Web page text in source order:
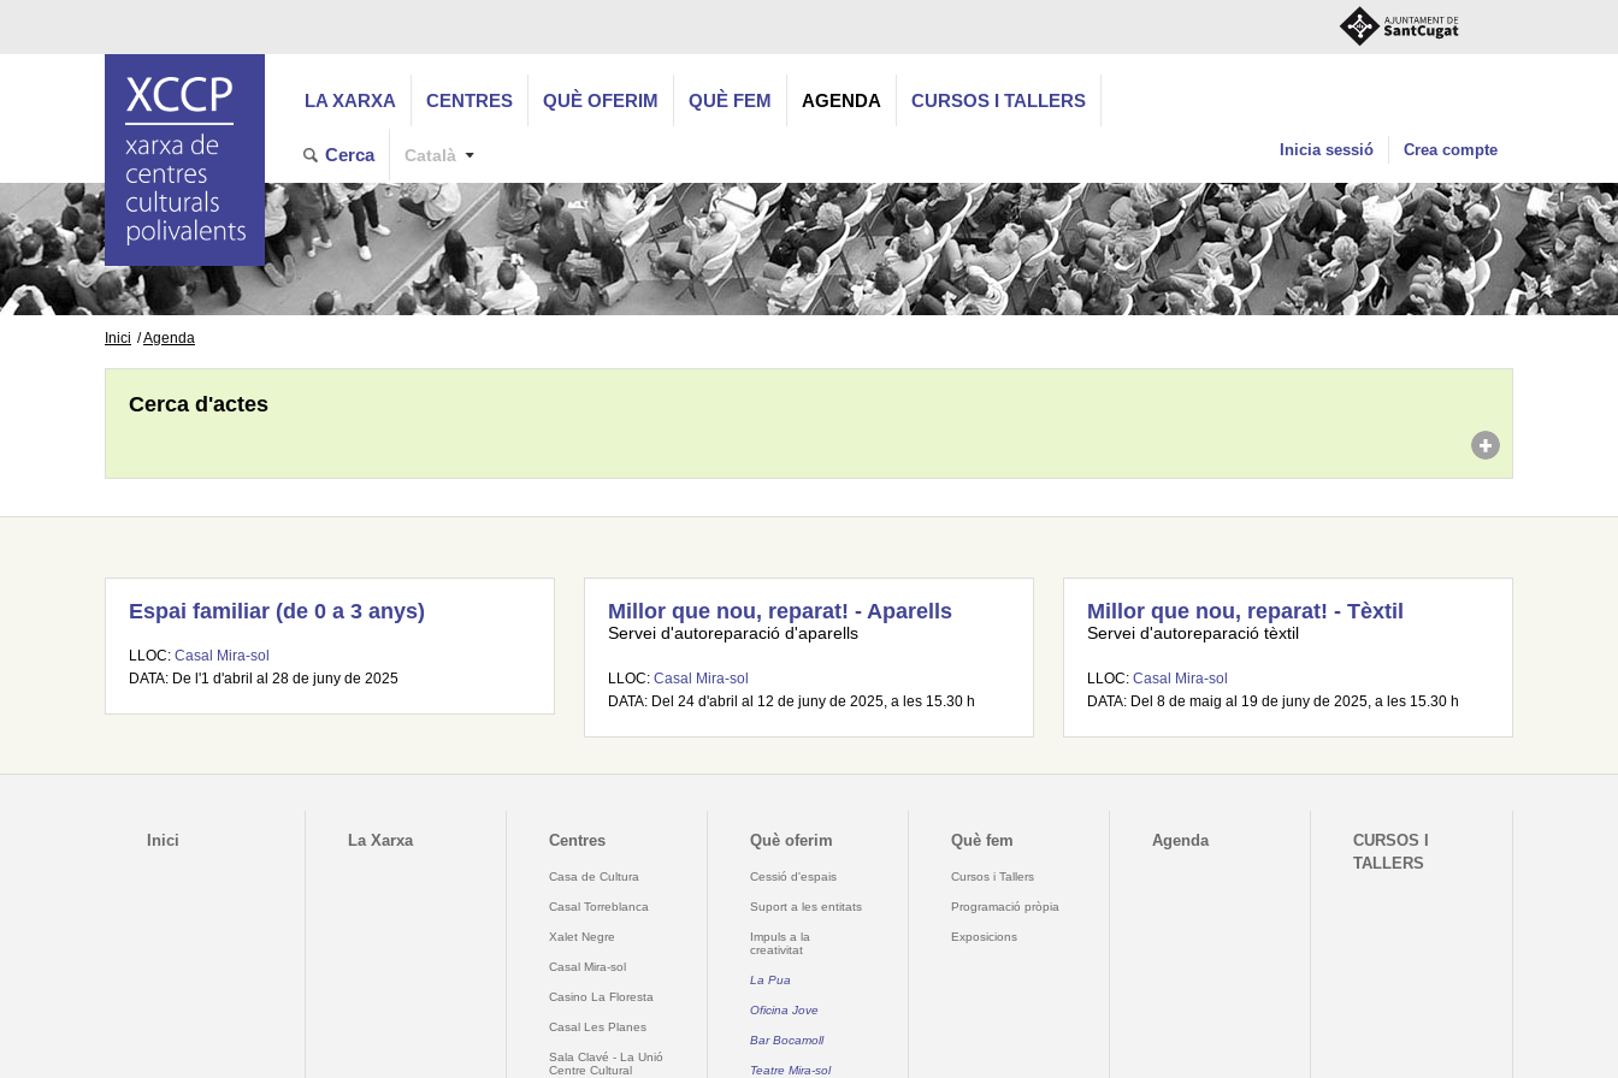
LA XARXA CENTRES QUÈ OFERIM QUÈ FEM AGENDA CURSOS I TALLERS
Cerca Català Inicia sessió Crea compte
Inici Agenda
Cerca d'actes
Espai familiar (de 0 a 3 anys)
LLOC: Casal Mira-sol
DATA: De l'1 d'abril al 28 de juny de 2025
Millor que nou, reparat! - Aparells
Servei d'autoreparació d'aparells
LLOC: Casal Mira-sol
DATA: Del 24 d'abril al 12 de juny de 2025, a les 15.30 h
Millor que nou, reparat! - Tèxtil
Servei d'autoreparació tèxtil
LLOC: Casal Mira-sol
DATA: Del 8 de maig al 19 de juny de 2025, a les 15.30 h
Inici La Xarxa Centres
Casa de Cultura
Casal Torreblanca
Xalet Negre
Casal Mira-sol
Casino La Floresta
Casal Les Planes
Sala Clavé - La Unió
Centre Cultural
Què oferim
Cessió d'espais
Suport a les entitats
Impuls a la
creativitat
La Pua
Oficina Jove
Bar Bocamoll
Teatre Mira-sol
Què fem
Cursos i Tallers
Programació pròpia
Exposicions
Agenda
CURSOS I
TALLERS